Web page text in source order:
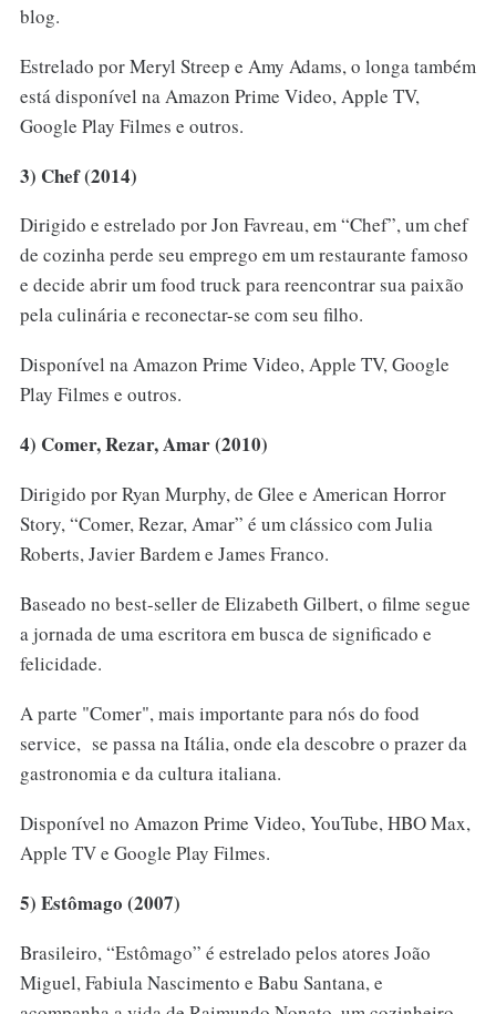
blog.
Estrelado por Meryl Streep e Amy Adams, o longa também
está disponível na Amazon Prime Video, Apple TV,
Google Play Filmes e outros.
3) Chef (2014)
Dirigido e estrelado por Jon Favreau, em “Chef”, um chef
de cozinha perde seu emprego em um restaurante famoso
e decide abrir um food truck para reencontrar sua paixão
pela culinária e reconectar-se com seu filho.
Disponível na Amazon Prime Video, Apple TV, Google
Play Filmes e outros.
4) Comer, Rezar, Amar (2010)
Dirigido por Ryan Murphy, de Glee e American Horror
Story, “Comer, Rezar, Amar” é um clássico com Julia
Roberts, Javier Bardem e James Franco.
Baseado no best-seller de Elizabeth Gilbert, o filme segue
a jornada de uma escritora em busca de significado e
felicidade.
A parte "Comer", mais importante para nós do food
service, se passa na Itália, onde ela descobre o prazer da
gastronomia e da cultura italiana.
Disponível no Amazon Prime Video, YouTube, HBO Max,
Apple TV e Google Play Filmes.
5) Estômago (2007)
Brasileiro, “Estômago” é estrelado pelos atores João
Miguel, Fabiula Nascimento e Babu Santana, e